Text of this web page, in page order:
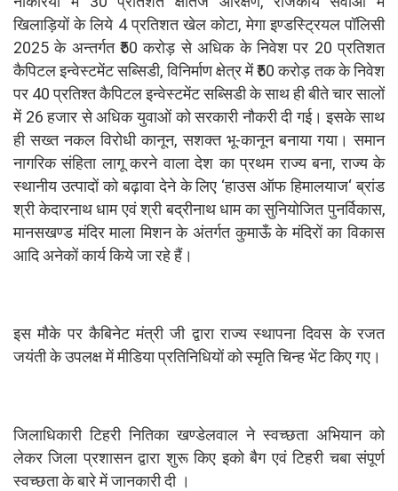
खिलाड़ियों के लिये 4 प्रतिशत खेल कोटा, मेगा इण्डस्ट्रियल पॉलिसी
2025 के अन्तर्गत ₹50 करोड़ से अधिक के निवेश पर 20 प्रतिशत
कैपिटल इन्वेस्टमेंट सब्सिडी, विनिर्माण क्षेत्र में ₹50 करोड़ तक के निवेश
पर 40 प्रतिश्त कैपिटल इन्वेस्टमेंट सब्सिडी के साथ ही बीते चार सालों
में 26 हजार से अधिक युवाओं को सरकारी नौकरी दी गई। इसके साथ
ही सख्त नकल विरोधी कानून, सशक्त भू-कानून बनाया गया। समान
नागरिक संहिता लागू करने वाला देश का प्रथम राज्य बना, राज्य के
स्थानीय उत्पादों को बढ़ावा देने के लिए ‘हाउस ऑफ हिमालयाज‘ ब्रांड
श्री केदारनाथ धाम एवं श्री बद्रीनाथ धाम का सुनियोजित पुनर्विकास,
मानसखण्ड मंदिर माला मिशन के अंतर्गत कुमाऊँ के मंदिरों का विकास
आदि अनेकों कार्य किये जा रहे हैं।
इस मौके पर कैबिनेट मंत्री जी द्वारा राज्य स्थापना दिवस के रजत
जयंती के उपलक्ष में मीडिया प्रतिनिधियों को स्मृति चिन्ह भेंट किए गए।
जिलाधिकारी टिहरी नितिका खण्डेलवाल ने स्वच्छता अभियान को
लेकर जिला प्रशासन द्वारा शुरू किए इको बैग एवं टिहरी चबा संपूर्ण
स्वच्छता के बारे में जानकारी दी ।